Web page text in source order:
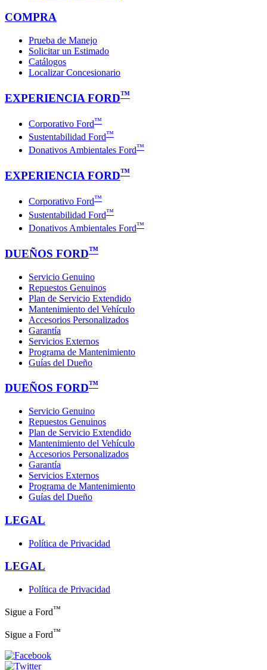
COMPRA
Prueba de Manejo
Solicitar un Estimado
Catálogos
Localizar Concesionario
EXPERIENCIA FORD™
Corporativo Ford™
Sustentabilidad Ford™
Donativos Ambientales Ford™
EXPERIENCIA FORD™
Corporativo Ford™
Sustentabilidad Ford™
Donativos Ambientales Ford™
DUEÑOS FORD™
Servicio Genuino
Repuestos Genuinos
Plan de Servicio Extendido
Mantenimiento del Vehículo
Accesorios Personalizados
Garantía
Servicios Externos
Programa de Mantenimiento
Guías del Dueño
DUEÑOS FORD™
Servicio Genuino
Repuestos Genuinos
Plan de Servicio Extendido
Mantenimiento del Vehículo
Accesorios Personalizados
Garantía
Servicios Externos
Programa de Mantenimiento
Guías del Dueño
LEGAL
Política de Privacidad
LEGAL
Política de Privacidad
Sigue a Ford™
Sigue a Ford™